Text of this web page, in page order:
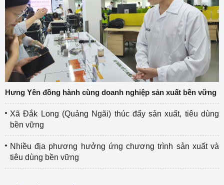
Hưng Yên đồng hành cùng doanh nghiệp sản xuất bền vững
Xã Đắk Long (Quảng Ngãi) thúc đẩy sản xuất, tiêu dùng
bền vững
Nhiều địa phương hưởng ứng chương trình sản xuất và
tiêu dùng bền vững